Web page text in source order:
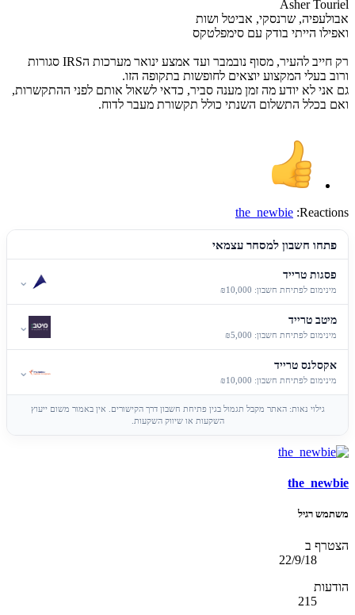
Asher Touriel
אבולעפיה, שרנסקי, אביטל ושות
ואפילו הייתי בודק עם סימפלטקס
רק חייב להעיר, מסוף נובמבר ועד אמצע ינואר מערכות הIRS סגורות
ורוב בעלי המקצוע יוצאים לחופשות בתקופה הזו.
גם אני לא יודע מה זמן מענה סביר, כדאי לשאול אותם לפני ההתקשרות,
ואם בכלל התשלום השנתי כולל תקשורת מעבר לדוח.
Reactions:
the_newbie
פתחו חשבון למסחר עצמאי
פסגות טרייד
מינימום לפתיחת חשבון: ₪10,000
⌄
מיטב טרייד
מינימום לפתיחת חשבון: ₪5,000
⌄
אקסלנס טרייד
מינימום לפתיחת חשבון: ₪10,000
⌄
גילוי נאות: האתר מקבל תגמול בגין פתיחת חשבון דרך הקישורים. אין באמור משום ייעוץ
השקעות או שיווק השקעות.
the_newbie
משתמש רגיל
הצטרף ב
22/9/18
הודעות
215